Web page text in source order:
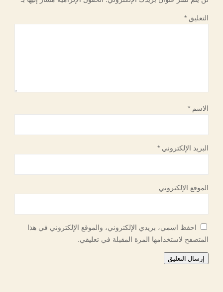
التعليق*
الاسم*
البريد الإلكتروني*
الموقع الإلكتروني
احفظ اسمي، بريدي الإلكتروني، والموقع الإلكتروني في هذا
المتصفح لاستخدامها المرة المقبلة في تعليقي.
إرسال التعليق